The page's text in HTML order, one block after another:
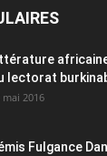
lectorat
mai 2016
Fulgance